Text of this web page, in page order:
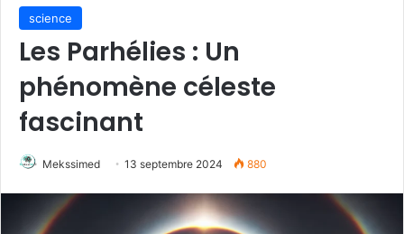
science
Les Parhélies : Un
phénomène céleste
fascinant
Mekssimed 13 septembre 2024 880